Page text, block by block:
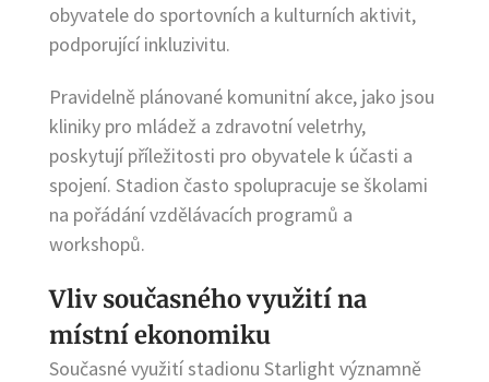
obyvatele do sportovních a kulturních aktivit,
podporující inkluzivitu.
Pravidelně plánované komunitní akce, jako jsou
kliniky pro mládež a zdravotní veletrhy,
poskytují příležitosti pro obyvatele k účasti a
spojení. Stadion často spolupracuje se školami
na pořádání vzdělávacích programů a
workshopů.
Vliv současného využití na
místní ekonomiku
Současné využití stadionu Starlight významně